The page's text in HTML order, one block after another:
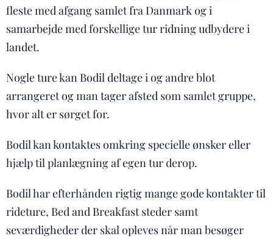
fleste med afgang samlet fra Danmark og i
samarbejde med forskellige tur ridning udbydere i
landet.
Nogle ture kan Bodil deltage i og andre blot
arrangeret og man tager afsted som samlet gruppe,
hvor alt er sørget for.
Bodil kan kontaktes omkring specielle ønsker eller
hjælp til planlægning af egen tur derop.
Bodil har efterhånden rigtig mange gode kontakter til
rideture, Bed and Breakfast steder samt
seværdigheder der skal opleves når man besøger